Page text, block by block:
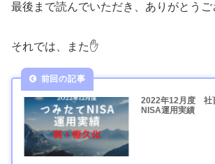
最後まで読んでいただき、ありがとうご
それでは、また✋
2022年12月度 社
NISA運用実績